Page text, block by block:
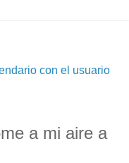
con el usuario
a mi aire a